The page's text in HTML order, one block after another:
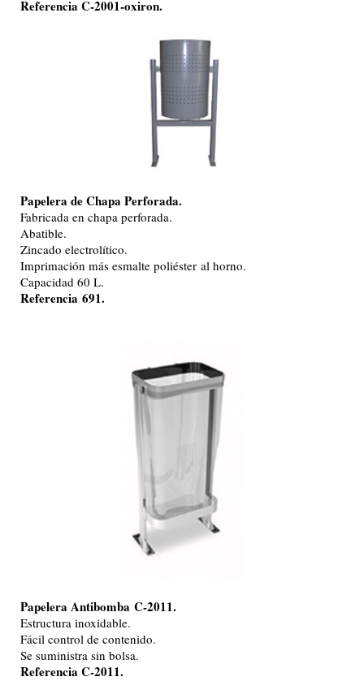
Referencia C-2001-oxiron.
Papelera de Chapa Perforada.
Fabricada en chapa perforada.
Abatible.
Zincado electrolítico.
Imprimación más esmalte poliéster al horno.
Capacidad 60 L.
Referencia 691.
Papelera Antibomba C-2011.
Estructura inoxidable.
Fácil control de contenido.
Se suministra sin bolsa.
Referencia C-2011.